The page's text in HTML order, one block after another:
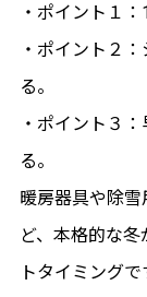
・ポイント１
・ポイント２
る。
・ポイント３
る。
暖房器具や除
ど、本格的な
トタイミング